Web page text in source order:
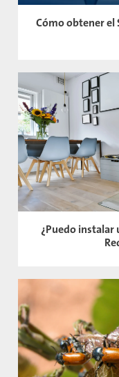
Cómo obtener el
¿Puedo instalar